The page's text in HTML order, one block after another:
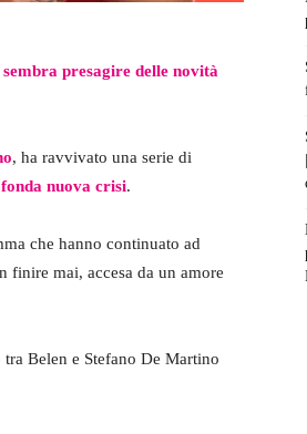
presagire delle novità
, ha ravvivato una serie di
nuova crisi.
che hanno continuato ad
finire mai, accesa da un amore
Belen e Stefano De Martino